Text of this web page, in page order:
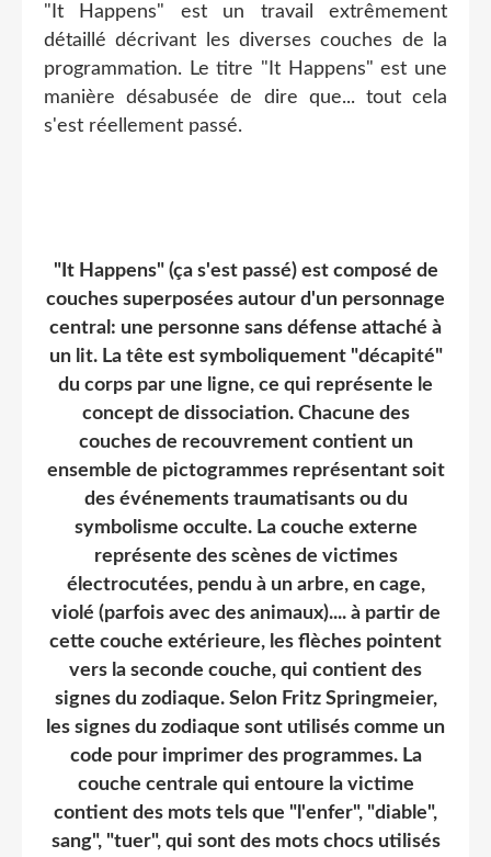
"It Happens" est un travail extrêmement
détaillé décrivant les diverses couches de la
programmation. Le titre "It Happens" est une
manière désabusée de dire que... tout cela
s'est réellement passé.
"It Happens" (ça s'est passé) est composé de
couches superposées autour d'un personnage
central: une personne sans défense attaché à
un lit. La tête est symboliquement "décapité"
du corps par une ligne, ce qui représente le
concept de dissociation. Chacune des
couches de recouvrement contient un
ensemble de pictogrammes représentant soit
des événements traumatisants ou du
symbolisme occulte. La couche externe
représente des scènes de victimes
électrocutées, pendu à un arbre, en cage,
violé (parfois avec des animaux).... à partir de
cette couche extérieure, les flèches pointent
vers la seconde couche, qui contient des
signes du zodiaque. Selon Fritz Springmeier,
les signes du zodiaque sont utilisés comme un
code pour imprimer des programmes. La
couche centrale qui entoure la victime
contient des mots tels que "l'enfer", "diable",
sang", "tuer", qui sont des mots chocs utilisés